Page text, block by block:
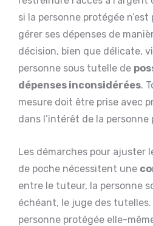
si la personne protégée
gérer ses dépenses de
décision, bien que délicate,
personne sous tutelle de
dépenses inconsidérées.
mesure doit être prise avec
dans l’intérêt de la personne
Les démarches pour ajuster
de poche nécessitent une
entre le tuteur, la personne
échéant, le juge des
personne protégée elle-